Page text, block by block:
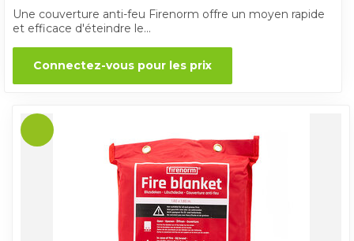
Une couverture anti-feu Firenorm offre un moyen rapide
et efficace d'éteindre le...
Connectez-vous pour les prix